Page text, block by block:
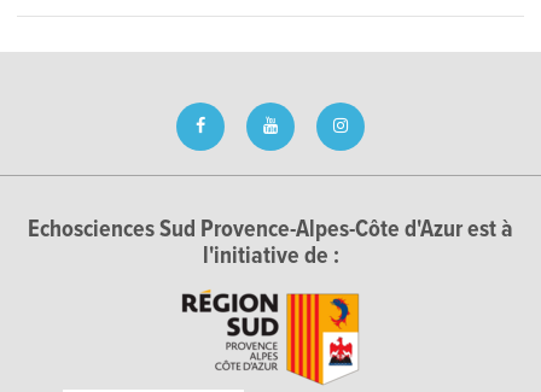
Echosciences Sud Provence-Alpes-Côte d'Azur est à
l'initiative de :